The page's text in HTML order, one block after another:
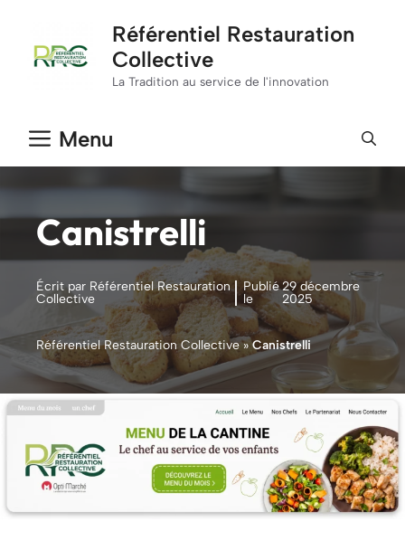
contenu
Référentiel Restauration
Collective
La Tradition au service de l'innovation
Menu
Canistrelli
Écrit par Référentiel Restauration
Collective
Publié
le
29 décembre
2025
Référentiel Restauration Collective»Canistrelli